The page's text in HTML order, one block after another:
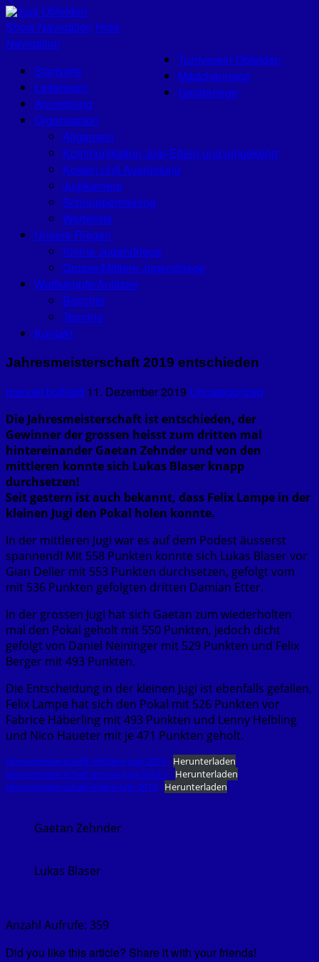
Turnverein Obfelden
Mädchenriege
Geräteriege
Show Navigation Hide
Navigation
Startseite
Leiterteam
Anmeldung
Organisation
Allgemein
Kommunikation Jugi-Eltern und umgekehrt
Kosten und Ausrüstung
Jugikarriere
Schnuppertraining
Warteliste
Unsere Riegen
Kleine Jugendriege
Grosse/Mittlere Jugendriege
Wettkämpfe/Anlässe
Berichte
Termine
Kontakt
Jahresmeisterschaft 2019 entschieden
manuel.bulliard 11. Dezember 2019 Uncategorized
Die Jahresmeisterschaft ist entschieden, der
Gewinner der grossen heisst zum dritten mal
hintereinander Gaetan Zehnder und von den
mittleren konnte sich Lukas Blaser knapp
durchsetzen!
Seit gestern ist auch bekannt, dass Felix Lampe in der
kleinen Jugi den Pokal holen konnte.
In der mittleren Jugi war es auf dem Podest äusserst
spannend! Mit 558 Punkten konnte sich Lukas Blaser vor
Gian Deller mit 553 Punkten durchsetzen, gefolgt vom
mit 536 Punkten gefolgten dritten Damian Etter.
In der grossen Jugi hat sich Gaetan zum wiederholten
mal den Pokal geholt mit 550 Punkten, jedoch dicht
gefolgt von Daniel Neininger mit 529 Punkten und Felix
Berger mit 493 Punkten.
Die Entscheidung in der kleinen Jugi ist ebenfalls gefallen,
Felix Lampe hat sich den Pokal mit 526 Punkten vor
Fabrice Häberling mit 493 Punkten und Lenny Helbling
und Nico Haueter mit je 471 Punkten geholt.
Jahresmeisterschaft-mittlere-Jugi-2019
Herunterladen
Jahresmeisterschaft-grosse-Jugi-2019-1
Herunterladen
Jahresmeisterschaft-kleine-Jugi-2019
Herunterladen
Gaetan Zehnder
Lukas Blaser
Anzahl Aufrufe: 359
Did you like this article? Share it with your friends!